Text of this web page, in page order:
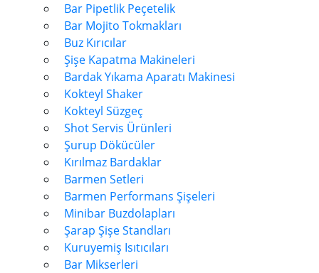
Bar Pipetlik Peçetelik
Bar Mojito Tokmakları
Buz Kırıcılar
Şişe Kapatma Makineleri
Bardak Yıkama Aparatı Makinesi
Kokteyl Shaker
Kokteyl Süzgeç
Shot Servis Ürünleri
Şurup Dökücüler
Kırılmaz Bardaklar
Barmen Setleri
Barmen Performans Şişeleri
Minibar Buzdolapları
Şarap Şişe Standları
Kuruyemiş Isıtıcıları
Bar Mikserleri